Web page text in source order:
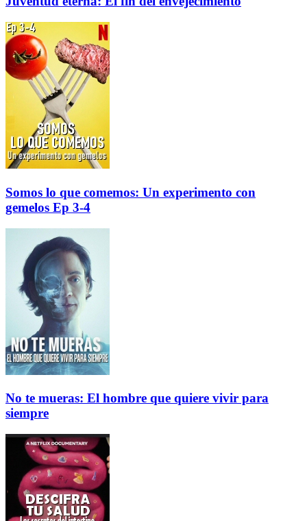
Somos lo que comemos: Un experimento con
gemelos Ep 3-4
No te mueras: El hombre que quiere vivir para
siempre